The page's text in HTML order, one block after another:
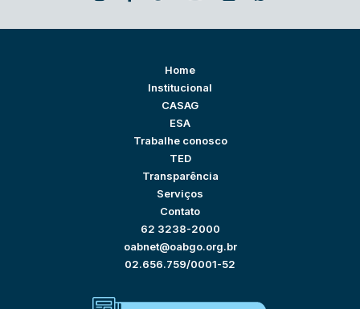
Home
Institucional
CASAG
ESA
Trabalhe conosco
TED
Transparência
Serviços
Contato
62 3238-2000
oabnet@oabgo.org.br
02.656.759/0001-52